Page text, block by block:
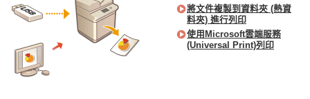
將文件複製到資料夾 (熱資
料夾) 進行列印
使用Microsoft雲端服務
(Universal Print)列印